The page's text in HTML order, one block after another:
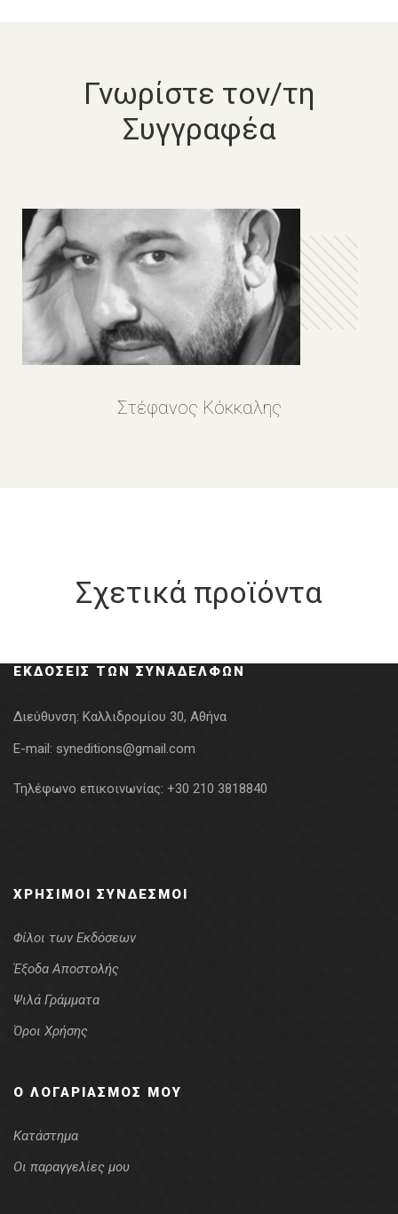
Γνωρίστε τον/τη
Συγγραφέα
Στέφανος Κόκκαλης
Σχετικά προϊόντα
ΕΚΔΌΣΕΙΣ ΤΩΝ ΣΥΝΑΔΈΛΦΩΝ
Διεύθυνση: Καλλιδρομίου 30, Αθήνα
E-mail: syneditions@gmail.com
Τηλέφωνο επικοινωνίας: +30 210 3818840
ΧΡΉΣΙΜΟΙ ΣΎΝΔΕΣΜΟΙ
Φίλοι των Εκδόσεων
Έξοδα Αποστολής
Ψιλά Γράμματα
Όροι Χρήσης
Ο ΛΟΓΑΡΙΑΣΜΌΣ ΜΟΥ
Κατάστημα
Οι παραγγελίες μου